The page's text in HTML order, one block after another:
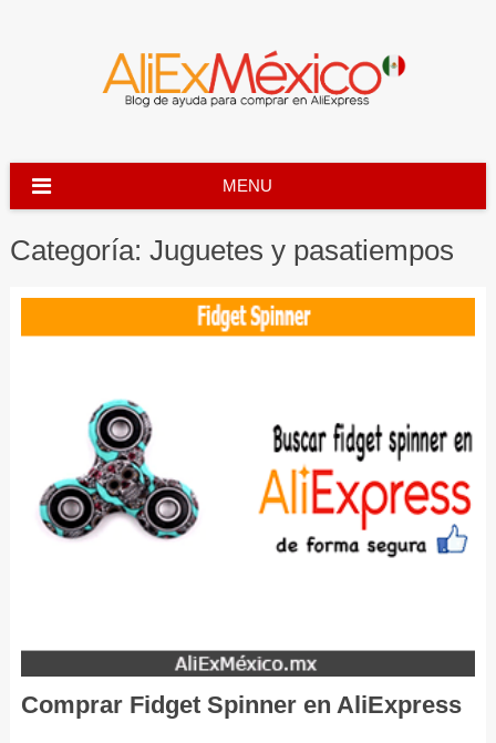
MENU
Categoría: Juguetes y pasatiempos
Comprar Fidget Spinner en AliExpress